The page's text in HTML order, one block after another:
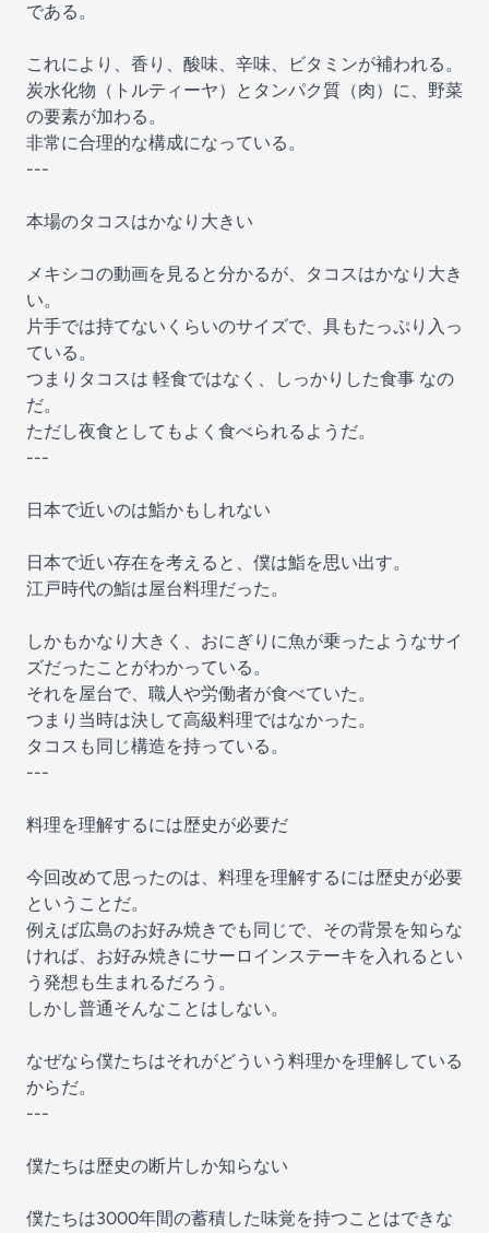
である。
これにより、香り、酸味、辛味、ビタミンが補われる。
炭水化物（トルティーヤ）とタンパク質（肉）に、野菜
の要素が加わる。
非常に合理的な構成になっている。
---
本場のタコスはかなり大きい
メキシコの動画を見ると分かるが、タコスはかなり大き
い。
片手では持てないくらいのサイズで、具もたっぷり入っ
ている。
つまりタコスは 軽食ではなく、しっかりした食事 なの
だ。
ただし夜食としてもよく食べられるようだ。
---
日本で近いのは鮨かもしれない
日本で近い存在を考えると、僕は鮨を思い出す。
江戸時代の鮨は屋台料理だった。
しかもかなり大きく、おにぎりに魚が乗ったようなサイ
ズだったことがわかっている。
それを屋台で、職人や労働者が食べていた。
つまり当時は決して高級料理ではなかった。
タコスも同じ構造を持っている。
---
料理を理解するには歴史が必要だ
今回改めて思ったのは、料理を理解するには歴史が必要
ということだ。
例えば広島のお好み焼きでも同じで、その背景を知らな
ければ、お好み焼きにサーロインステーキを入れるとい
う発想も生まれるだろう。
しかし普通そんなことはしない。
なぜなら僕たちはそれがどういう料理かを理解している
からだ。
---
僕たちは歴史の断片しか知らない
僕たちは3000年間の蓄積した味覚を持つことはできな